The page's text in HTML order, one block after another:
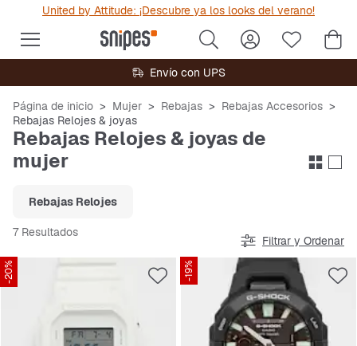
United by Attitude: ¡Descubre ya los looks del verano!
Envío con UPS
Página de inicio Mujer Rebajas
Rebajas Accesorios
Rebajas Relojes & joyas
Rebajas Relojes & joyas de
mujer
Rebajas Relojes
7 Resultados
Filtrar y Ordenar
-20% -19%